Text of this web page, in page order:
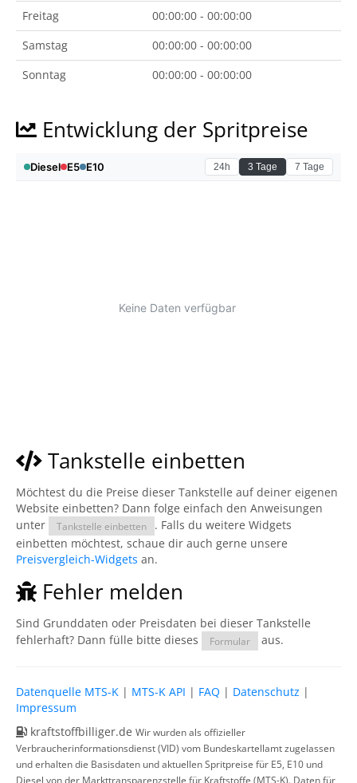
Freitag
00:00:00 - 00:00:00
Samstag
00:00:00 - 00:00:00
Sonntag
00:00:00 - 00:00:00
Entwicklung der Spritpreise
Tankstelle einbetten
Möchtest du die Preise dieser Tankstelle auf deiner eigenen
Website einbetten? Dann folge einfach den Anweisungen
unter
Tankstelle einbetten
. Falls du weitere Widgets
einbetten möchtest, schaue dir auch gerne unsere
Preisvergleich-Widgets an.
Fehler melden
Sind Grunddaten oder Preisdaten bei dieser Tankstelle
fehlerhaft? Dann fülle bitte dieses
Formular aus.
Datenquelle MTS-K | MTS-K API | FAQ | Datenschutz |
Impressum
kraftstoffbilliger.de Wir wurden als offizieller
Verbraucherinformationsdienst (VID) vom Bundeskartellamt zugelassen
und erhalten die Basisdaten und aktuellen Spritpreise für E5, E10 und
Diesel von der Markttransparenzstelle für Kraftstoffe (MTS-K). Daten für